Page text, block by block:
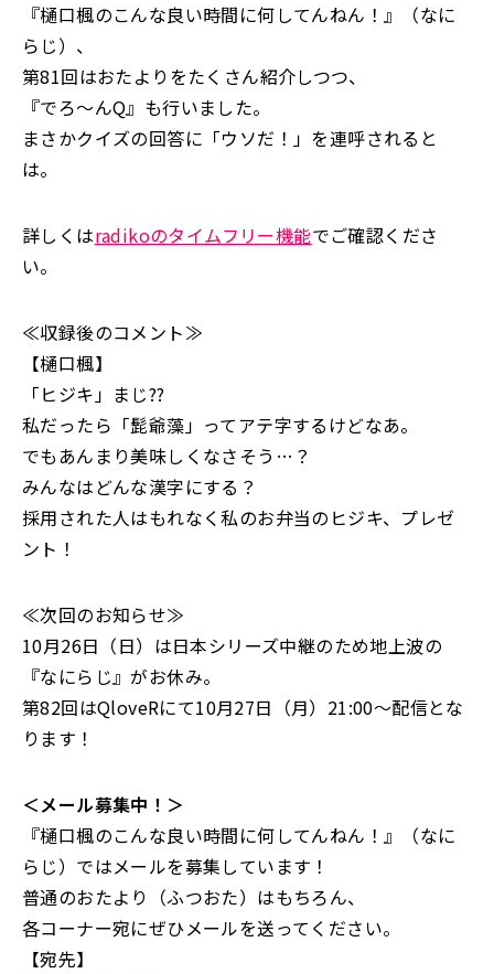
『樋口楓のこんな良い時間に何してんねん！』（なに
らじ）、
第81回はおたよりをたくさん紹介しつつ、
『でろ～んQ』も行いました。
まさかクイズの回答に「ウソだ！」を連呼されると
は。
詳しくはradikoのタイムフリー機能でご確認くださ
い。
≪収録後のコメント≫
【樋口楓】
「ヒジキ」まじ??
私だったら「髭爺藻」ってアテ字するけどなあ。
でもあんまり美味しくなさそう…？
みんなはどんな漢字にする？
採用された人はもれなく私のお弁当のヒジキ、プレゼ
ント！
≪次回のお知らせ≫
10月26日（日）は日本シリーズ中継のため地上波の
『なにらじ』がお休み。
第82回はQloveRにて10月27日（月）21:00～配信とな
ります！
＜メール募集中！＞
『樋口楓のこんな良い時間に何してんねん！』（なに
らじ）ではメールを募集しています！
普通のおたより（ふつおた）はもちろん、
各コーナー宛にぜひメールを送ってください。
【宛先】